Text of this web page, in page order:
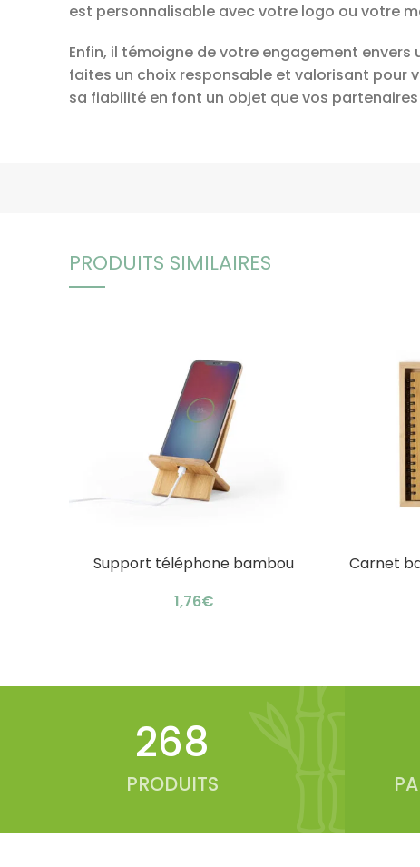
est personnalisable avec votre logo ou votre
Enfin, il témoigne de votre engagement
faites un choix responsable et valorisant pour
sa fiabilité en font un objet que vos
PRODUITS SIMILAIRES
AJOUTER AU PANIER
Support téléphone bambou
€
AJOUTER
Carnet
350
PRODUITS